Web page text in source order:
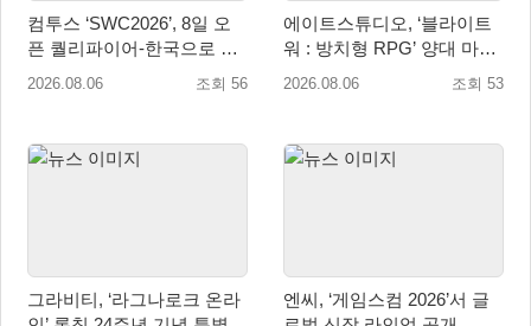
컴투스 ‘SWC2026’, 8일 오
픈 퀄리파이어-한국으로 시
즌 개막!
2026.08.06 조회 56
에이트스튜디오, ‘블라이트
워 : 방치형 RPG’ 양대 마켓
인기 순위 1위 달성
2026.08.06 조회 53
그라비티, ‘라그나로크 온라
엔씨, ‘게임스컴 2026’서 글